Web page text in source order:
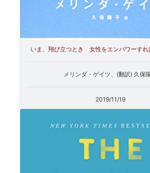
いま、翔び立つとき 女性をエンパワーすれ
メリンダ・ゲイツ、(翻訳) 久保
2019/11/19